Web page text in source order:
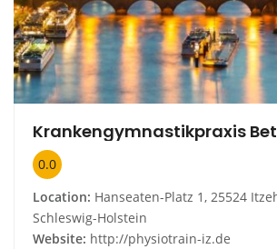
0.0
Location: Hanseaten-Platz 1, 25524
Schleswig-Holstein
Website: http://physiotrain-iz.de